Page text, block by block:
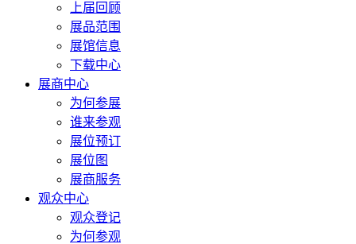
上届回顾
展品范围
展馆信息
下载中心
展商中心
为何参展
谁来参观
展位预订
展位图
展商服务
观众中心
观众登记
为何参观